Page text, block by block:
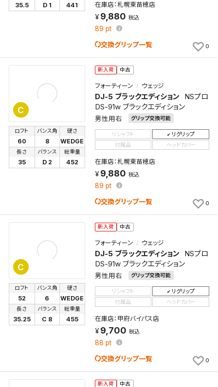
35.5 D 1 441 在庫店：札幌東苗穂店
9,880 税込
89 pt
交換グリップ一覧 0
C
新入荷 中古
フォーティーン ウェッジ
DJ-5 ブラックエディション
NSプロ
DS-91w ブラックエディション
男性用右 グリップ交換可能
ロフト
60
バンス角
8
硬さ
WEDGE
長さ
35
バランス
D 2
総重量
452
リシャフト
リグリップ
付属品
ヘッドカバー
在庫店：札幌東苗穂店
9,880 税込
89 pt
交換グリップ一覧 0
C
新入荷 中古
フォーティーン ウェッジ
DJ-5 ブラックエディション
NSプロ
DS-91w ブラックエディション
男性用右 グリップ交換可能
ロフト
52
バンス角
6
硬さ
WEDGE
長さ
35.25
バランス
C 8
総重量
455
リシャフト
リグリップ
付属品
ヘッドカバー
在庫店：甲府バイパス店
9,700 税込
88 pt
交換グリップ一覧 0
新入荷 中古
キャンセル